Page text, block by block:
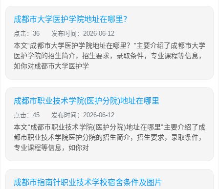
成都市大学医护学院地址在哪里？
点击：36 发布时间：2026-06-12
本文“成都市大学医护学院地址在哪里？”主要介绍了成都市大学
医护学院的招生简介，招生要求，录取条件，专业课程等信息，
如你对成都市大学医护学
成都市职业技术学院(医护分院)地址在哪里
点击：45 发布时间：2026-06-12
本文“成都市职业技术学院(医护分院)地址在哪里”主要介绍了成
都市职业技术学院医护分院的招生简介，招生要求，录取条件，
专业课程等信息，如你对
成都市指南针职业技术学校宿舍条件及图片